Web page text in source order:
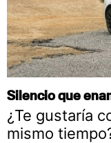
Silencio que
¿Te gustaría
mismo